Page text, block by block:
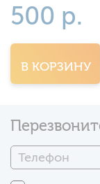
500 р.
В КОРЗИНУ